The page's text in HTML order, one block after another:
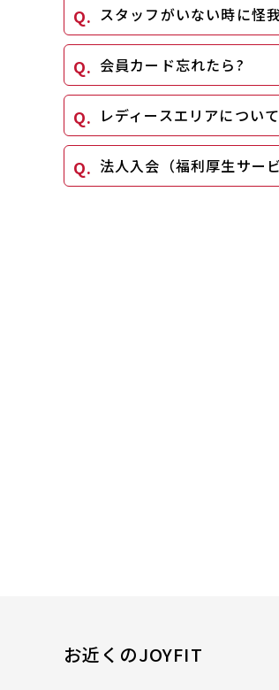
スタッフがいない時に怪
会員カード忘れたら?
レディースエリアについ
法人入会（福利厚生サー
お近くのJOYFIT